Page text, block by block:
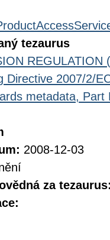
tezaurus
REGULATION
Directive 2007/2/
metadata,
2008-12-03
za